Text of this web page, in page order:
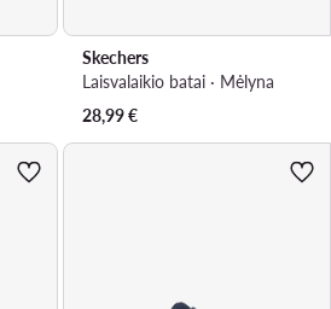
Skechers
Laisvalaikio batai · Mėlyna
28,99€